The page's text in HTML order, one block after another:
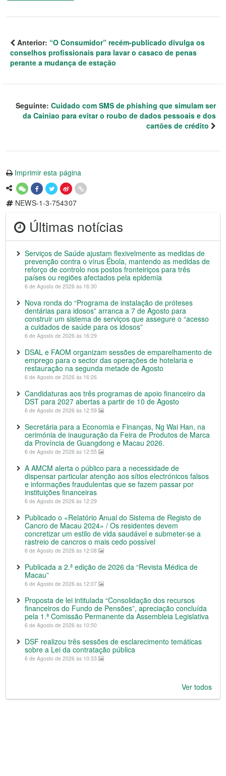
Anterior: “O Consumidor” recém-publicado divulga os
conselhos profissionais para lavar o casaco de penas
perante a mudança de estação
Seguinte: Cuidado com SMS de phishing que simulam ser
da Cainiao para evitar o roubo de dados pessoais e dos
cartões de crédito
Imprimir esta página
NEWS-1-3-754307
Últimas notícias
Serviços de Saúde ajustam flexivelmente as medidas de
prevenção contra o vírus Ébola, mantendo as medidas de
reforço de controlo nos postos fronteiriços para três
países ou regiões afectados pela epidemia
6 de Agosto de 2026 às 16:30
Nova ronda do “Programa de instalação de próteses
dentárias para idosos” arranca a 7 de Agosto para
construir um sistema de serviços que assegure o “acesso
a cuidados de saúde para os idosos”
6 de Agosto de 2026 às 16:29
DSAL e FAOM organizam sessões de emparelhamento de
emprego para o sector das operações de hotelaria e
restauração na segunda metade de Agosto
6 de Agosto de 2026 às 16:26
Candidaturas aos três programas de apoio financeiro da
DST para 2027 abertas a partir de 10 de Agosto
6 de Agosto de 2026 às 12:59
Secretária para a Economia e Finanças, Ng Wai Han, na
cerimónia de inauguração da Feira de Produtos de Marca
da Província de Guangdong e Macau 2026.
6 de Agosto de 2026 às 12:55
A AMCM alerta o público para a necessidade de
dispensar particular atenção aos sítios electrónicos falsos
e informações fraudulentas que se fazem passar por
instituições financeiras
6 de Agosto de 2026 às 12:29
Publicado o «Relatório Anual do Sistema de Registo de
Cancro de Macau 2024» / Os residentes devem
concretizar um estilo de vida saudável e submeter-se a
rastreio de cancros o mais cedo possível
6 de Agosto de 2026 às 12:08
Publicada a 2.ª edição de 2026 da “Revista Médica de
Macau”
6 de Agosto de 2026 às 12:07
Proposta de lei intitulada “Consolidação dos recursos
financeiros do Fundo de Pensões”, apreciação concluída
pela 1.ª Comissão Permanente da Assembleia Legislativa
6 de Agosto de 2026 às 10:50
DSF realizou três sessões de esclarecimento temáticas
sobre a Lei da contratação pública
6 de Agosto de 2026 às 10:33
Ver todos